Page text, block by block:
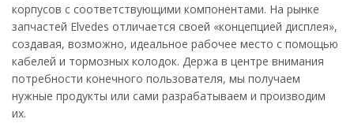
корпусов с соответствующими компонентами. На рынке
запчастей Elvedes отличается своей «концепцией дисплея»,
создавая, возможно, идеальное рабочее место с помощью
кабелей и тормозных колодок. Держа в центре внимания
потребности конечного пользователя, мы получаем
нужные продукты или сами разрабатываем и производим
их.